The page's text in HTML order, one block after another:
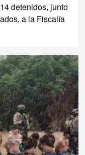
detenidos, junto
a la Fiscalía